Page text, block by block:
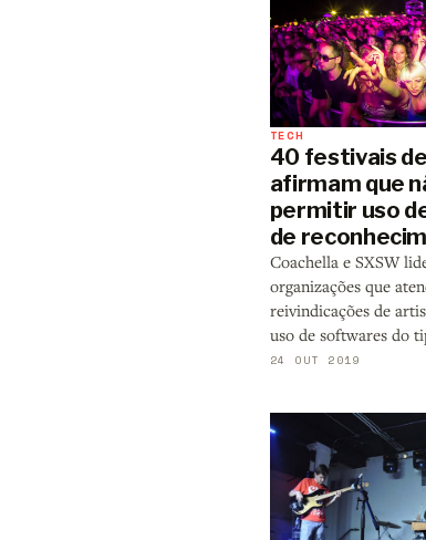
TECH
40 festivais
afirmam que
permitir uso
de
Coachella e SXSW
organizações que
reivindicações de
uso de softwares do
24 OUT 2019